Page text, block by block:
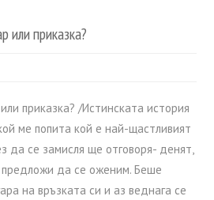
или приказка?
приказка? /Истинската история
ме попита кой е най-щастливият
да се замисля ще отговоря- денят,
предложи да се оженим. Беше
на връзката си и аз веднага се